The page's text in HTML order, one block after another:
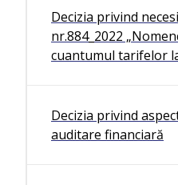
Decizia privind
nr.884_2022
cuantumul tarifelor
Decizia privind
auditare financiară